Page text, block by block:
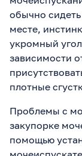
обычно
месте,
укромный
зависимости
плотные
Проблемы с
закупорке
помощью